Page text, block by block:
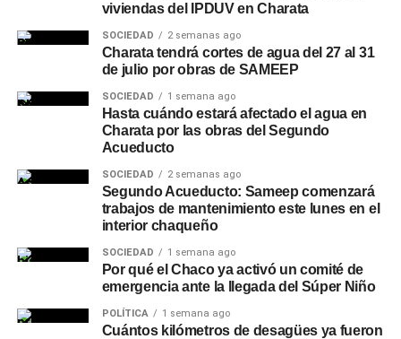
viviendas del IPDUV en Charata
SOCIEDAD 2 semanas ago
Charata tendrá cortes de agua del 27 al 31
de julio por obras de SAMEEP
SOCIEDAD 1 semana ago
Hasta cuándo estará afectado el agua en
Charata por las obras del Segundo
Acueducto
SOCIEDAD 2 semanas ago
Segundo Acueducto: Sameep comenzará
trabajos de mantenimiento este lunes en el
interior chaqueño
SOCIEDAD 1 semana ago
Por qué el Chaco ya activó un comité de
emergencia ante la llegada del Súper Niño
POLÍTICA 1 semana ago
Cuántos kilómetros de desagües ya fueron